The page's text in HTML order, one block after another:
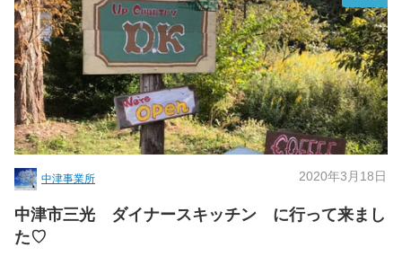
中津事業所 2020年3月18日
中津市三光 ダイナースキッチン に行って来まし
た♡